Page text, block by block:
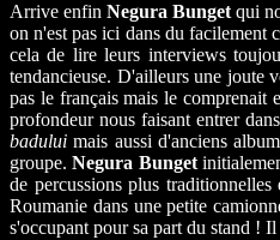
Arrive enfin Negura Bungetqui
on n'est pas ici dans du facilement
cela de lire leurs interviews
tendancieuse. D'ailleurs une joute
pas le français mais le comprenait
profondeur nous faisant entrer
badului mais aussi d'anciens
groupe.Negura Bunget
de percussions plus
Roumanie dans une petite
s'occupant pour sa part du stand !